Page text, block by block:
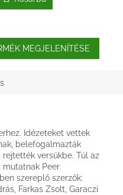
MEGJELENÍTÉSE
Idézeteket vettek
belefogalmazták
versükbe. Túl az
Peer
szereplő szerzők:
Farkas Zsolt, Garaczi